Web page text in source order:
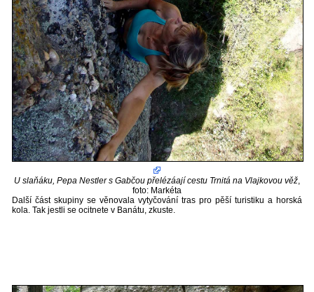
U slaňáku, Pepa Nestler s Gabčou přelézáají cestu Trnitá na Vlajkovou věž
foto: Markéta
Další část skupiny se věnovala vytyčování tras pro pěší turistiku a horská
kola. Tak jestli se ocitnete v Banátu, zkuste.